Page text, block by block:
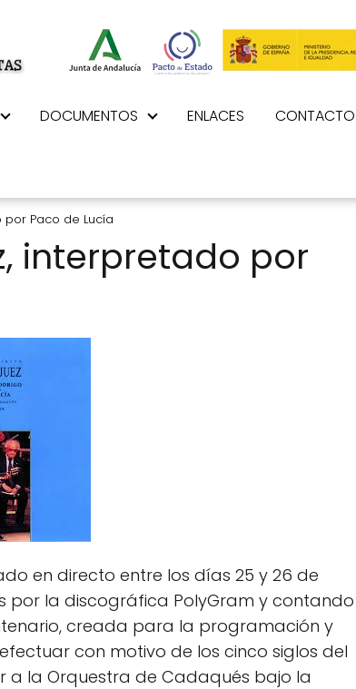
DOCUMENTOS ENLACES CONTACTO
Paco de Lucía
interpretado por
en directo entre los días 25 y 26 de
por la discográfica PolyGram y contando
creada para la programación y
con motivo de los cinco siglos del
a la Orquestra de Cadaqués bajo la